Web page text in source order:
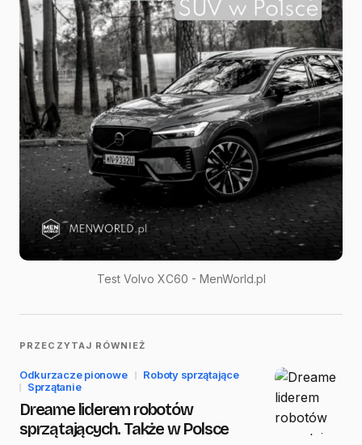
Message *
Save my name and e-mail in this browser for the next
time I comment.
Submit Comment
Test Volvo XC60 - MenWorld.pl
PRZECZYTAJ RÓWNIEŻ
Odkurzacze pionowe
Roboty sprzątające
Sprzątanie
Dreame liderem robotów
sprzątających. Także w Polsce